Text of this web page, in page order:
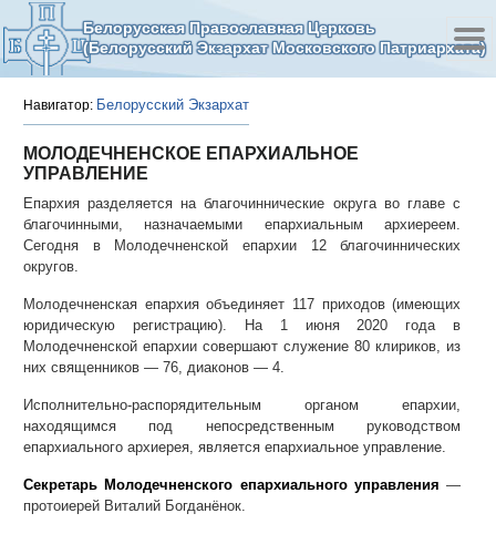
Белорусская Православная Церковь
(Белорусский Экзархат Московского Патриархата)
Навигатор: Белорусский Экзархат
МОЛОДЕЧНЕНСКОЕ ЕПАРХИАЛЬНОЕ
УПРАВЛЕНИЕ
Епархия разделяется на благочиннические округа во главе с
благочинными, назначаемыми епархиальным архиереем.
Сегодня в Молодечненской епархии 12 благочиннических
округов.
Молодечненская епархия объединяет 117 приходов (имеющих
юридическую регистрацию). На 1 июня 2020 года в
Молодечненской епархии совершают служение 80 клириков, из
них священников — 76, диаконов — 4.
Исполнительно-распорядительным органом епархии,
находящимся под непосредственным руководством
епархиального архиерея, является епархиальное управление.
Секретарь Молодечненского епархиального управления —
протоиерей Виталий Богданёнок.